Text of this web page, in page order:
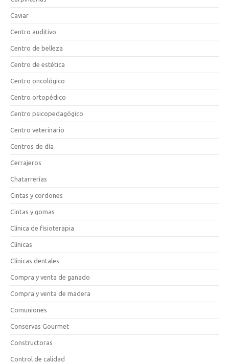
Caviar
Centro auditivo
Centro de belleza
Centro de estética
Centro oncológico
Centro ortopédico
Centro psicopedagógico
Centro veterinario
Centros de día
Cerrajeros
Chatarrerías
Cintas y cordones
Cintas y gomas
Clínica de fisioterapia
Clínicas
Clínicas dentales
Compra y venta de ganado
Compra y venta de madera
Comuniones
Conservas Gourmet
Constructoras
Control de calidad